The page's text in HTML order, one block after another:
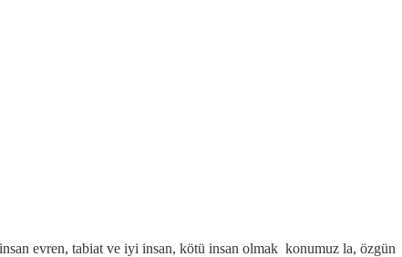
evren, tabiat ve iyi insan, kötü insan olmak konumuz la, özgün